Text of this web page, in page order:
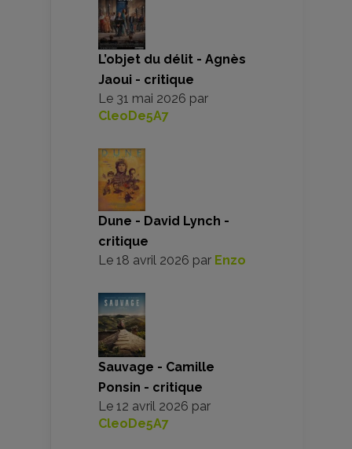
L’objet du délit - Agnès
Jaoui - critique
Le 31 mai 2026 par
CleoDe5A7
Dune - David Lynch -
critique
Le 18 avril 2026 par Enzo
Sauvage - Camille
Ponsin - critique
Le 12 avril 2026 par
CleoDe5A7